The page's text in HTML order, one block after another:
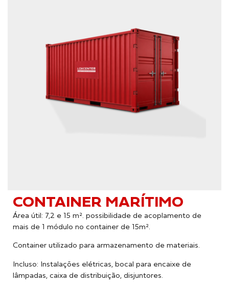
CONTAINER MARÍTIMO
Área útil: 7,2 e 15 m². possibilidade de acoplamento de
mais de 1 módulo no container de 15m².
Container utilizado para armazenamento de materiais.
Incluso: Instalações elétricas, bocal para encaixe de
lâmpadas, caixa de distribuição, disjuntores.